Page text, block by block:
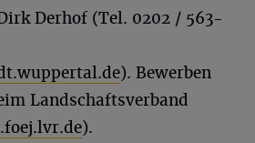
Derhof (Tel. 0202 / 563-
). Bewerben
Landschaftsverband
).